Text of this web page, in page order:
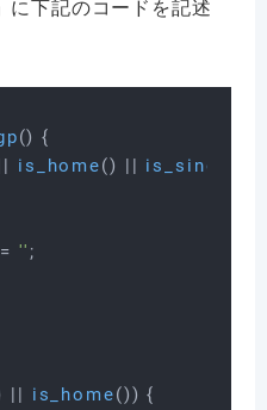
」に下記のコードを記述
() {
is_home() || is_singular
= '' ;
|| is_home()) {